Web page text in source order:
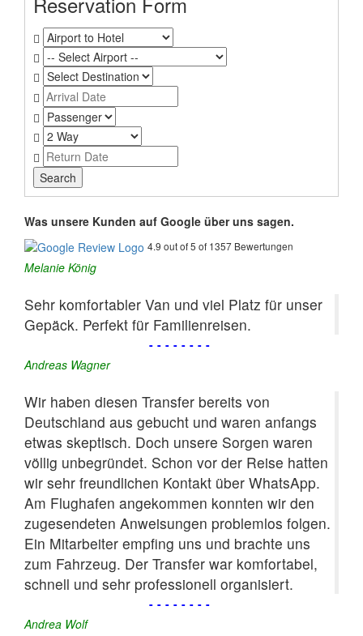
Was unsere Kunden auf Google über uns sagen.
4.9 out of 5 of 1357 Bewertungen
Melanie König
Sehr komfortabler Van und viel Platz für unser
Gepäck. Perfekt für Familienreisen.
--------
Andreas Wagner
Wir haben diesen Transfer bereits von
Deutschland aus gebucht und waren anfangs
etwas skeptisch. Doch unsere Sorgen waren
völlig unbegründet. Schon vor der Reise hatten
wir sehr freundlichen Kontakt über WhatsApp.
Am Flughafen angekommen konnten wir den
zugesendeten Anweisungen problemlos folgen.
Ein Mitarbeiter empfing uns und brachte uns
zum Fahrzeug. Der Transfer war komfortabel,
schnell und sehr professionell organisiert.
--------
Andrea Wolf